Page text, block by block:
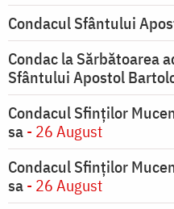
Condacul Sfântului
Condac la Sărbătoarea
Sfântului Apostol
Condacul Sfinţilor
sa- 26 August
Condacul Sfinţilor
sa- 26 August